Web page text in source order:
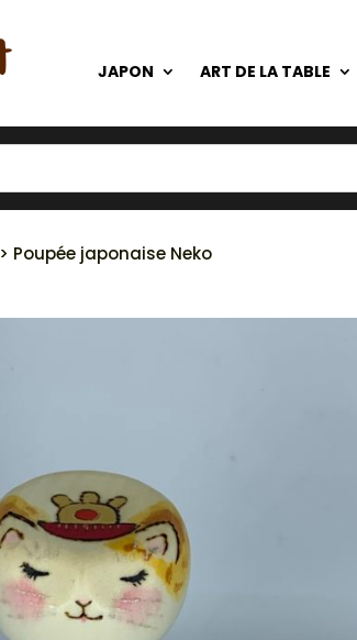
JAPON ART DE LA TABLE
> Poupée japonaise Neko